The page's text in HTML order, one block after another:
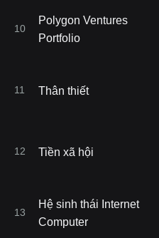
10
Polygon Ventures
Portfolio
11 Thân thiết
12 Tiền xã hội
13
Hệ sinh thái Internet
Computer